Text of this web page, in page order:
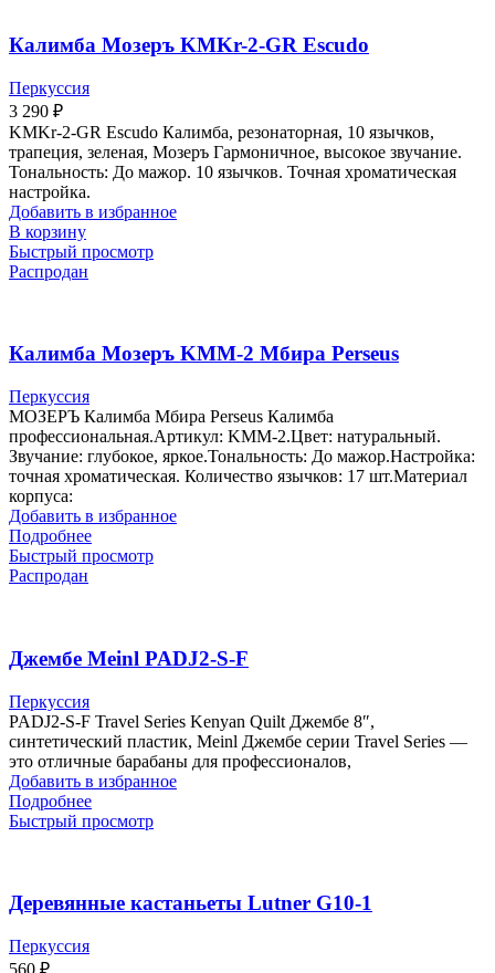
Калимба Мозеръ KMKr-2-GR Escudo
Перкуссия
3 290 ₽
KMKr-2-GR Escudo Калимба, резонаторная, 10 язычков,
трапеция, зеленая, Мозеръ Гармоничное, высокое звучание.
Тональность: До мажор. 10 язычков. Точная хроматическая
настройка.
Добавить в избранное
В корзину
Быстрый просмотр
Распродан
Калимба Мозеръ KMM-2 Мбира Perseus
Перкуссия
МОЗЕРЪ Калимба Мбира Perseus Калимба
профессиональная.Артикул: KMM-2.Цвет: натуральный.
Звучание: глубокое, яркое.Тональность: До мажор.Настройка:
точная хроматическая. Количество язычков: 17 шт.Материал
корпуса:
Добавить в избранное
Подробнее
Быстрый просмотр
Распродан
Джембе Meinl PADJ2-S-F
Перкуссия
PADJ2-S-F Travel Series Kenyan Quilt Джембе 8″,
синтетический пластик, Meinl Джембе серии Travel Series —
это отличные барабаны для профессионалов,
Добавить в избранное
Подробнее
Быстрый просмотр
Деревянные кастаньеты Lutner G10-1
Перкуссия
560 ₽